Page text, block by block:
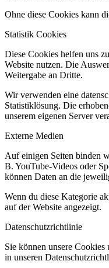
Ohne diese Cookies kann
Statistik Cookies
Diese Cookies helfen uns
Website nutzen. Die
Weitergabe an Dritte.
Wir verwenden eine
Statistiklösung. Die
unserem eigenen Server
Externe Medien
Auf einigen Seiten binden
B. YouTube-Videos oder
können Daten an die
Wenn du diese Kategorie
auf der Website angezeigt.
Datenschutzrichtlinie
Sie können unsere
in unseren